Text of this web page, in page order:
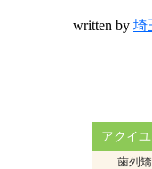
written by 埼
アクイ
歯列